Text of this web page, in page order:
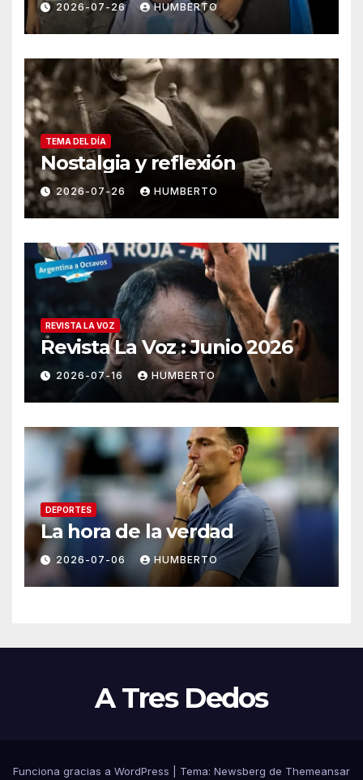
2026-07-26 HUMBERTO
TEMA DEL DÍA
Nostalgia y reflexión
2026-07-26 HUMBERTO
REVISTA LA VOZ
Revista La Voz : Junio 2026
2026-07-16 HUMBERTO
DEPORTES
La hora de la verdad
2026-07-06 HUMBERTO
A Tres Dedos
Funciona gracias a WordPress Tema: Newsberg de Themeansar